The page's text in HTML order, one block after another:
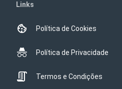
Links
Política de Cookies
Política de Privacidade
Termos e Condições